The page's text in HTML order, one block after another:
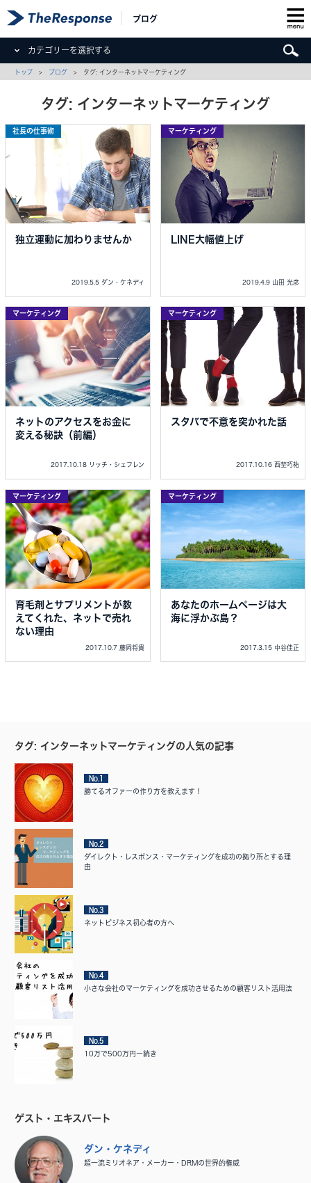
ブログ
カテゴリーを選択する
トップ > ブログ > タグ: インターネットマーケティング
タグ: インターネットマーケティング
社長の仕事術
独立運動に加わりませんか
2019.5.5 ダン・ケネディ
マーケティング
LINE大幅値上げ
2019.4.9 山田 光彦
マーケティング
ネットのアクセスをお金に
変える秘訣（前編）
2017.10.18 リッチ・シェフレン
マーケティング
スタバで不意を突かれた話
2017.10.16 西埜巧祐
マーケティング
育毛剤とサプリメントが教
えてくれた、ネットで売れ
ない理由
2017.10.7 藤岡将貴
マーケティング
あなたのホームページは大
海に浮かぶ島？
2017.3.15 中谷佳正
タグ: インターネットマーケティングの人気の記事
No.1
勝てるオファーの作り方を教えます！
No.2
ダイレクト・レスポンス・マーケティングを成功の拠り所とする理
由
No.3
ネットビジネス初心者の方へ
No.4
小さな会社のマーケティングを成功させるための顧客リスト活用法
No.5
10万で500万円ー続き
ゲスト・エキスパート
ダン・ケネディ
超一流ミリオネア・メーカー・DRMの世界的権威